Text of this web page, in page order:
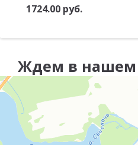
1724.00 руб.
Ждем в нашем